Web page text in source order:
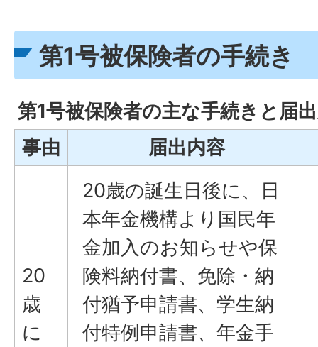
第1号被保険者の手続き
第1号被保険者の主な手続きと届
事由
届出内容
20
歳
に
20歳の誕生日後に、日
本年金機構より国民年
金加入のお知らせや保
険料納付書、免除・納
付猶予申請書、学生納
付特例申請書、年金手